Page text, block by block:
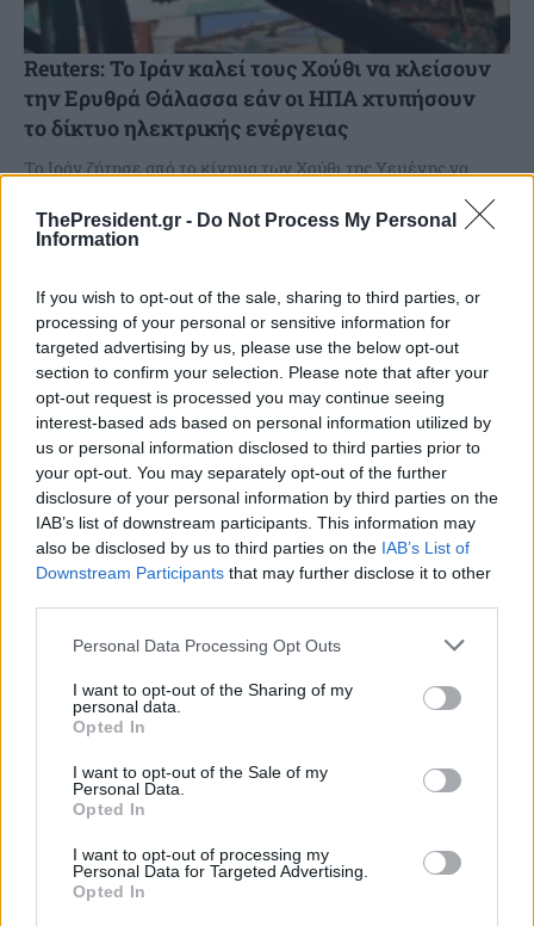
ThePresident.gr - Do Not Process My Personal
Information
If you wish to opt-out of the sale, sharing to third parties, or
processing of your personal or sensitive information for
targeted advertising by us, please use the below opt-out
section to confirm your selection. Please note that after your
opt-out request is processed you may continue seeing
interest-based ads based on personal information utilized by
us or personal information disclosed to third parties prior to
your opt-out. You may separately opt-out of the further
disclosure of your personal information by third parties on the
IAB’s list of downstream participants. This information may
also be disclosed by us to third parties on the IAB’s List of
Downstream Participants that may further disclose it to other
Personal Data Processing Opt Outs
I want to opt-out of the Sharing of my
personal data.
Opted In
I want to opt-out of the Sale of my
Personal Data.
Opted In
I want to opt-out of processing my
Personal Data for Targeted Advertising.
Opted In
Reuters: Το Ιράν καλεί τους Χούθι να κλείσουν
την Ερυθρά Θάλασσα εάν οι ΗΠΑ χτυπήσουν
το δίκτυο ηλεκτρικής ενέργειας
Το Ιράν ζήτησε από το κίνημα των Χούθι της Υεμένης να
Ερυθρά Θάλασσα εάν...
Ο Απεσταλμένος του ΟΗΕ στην Υεμένη
προειδοποιεί για νέο κύκλο βίας στη χώρα
Ο Ειδικός Απεσταλμένος των Ηνωμένων Εθνών για την
Υεμένη εξέφρασε τη βαθιά ανησυχία του για τον κίνδυνο
ευρύτερης κλιμάκωσης, έπειτα από τις πρόσφατες
εξελίξεις...